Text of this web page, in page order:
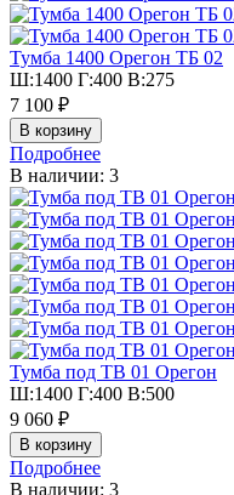
Тумба 1400 Орегон ТБ 02
Ш:1400 Г:400 В:275
7 100 ₽
Подробнее
В наличии: 3
Тумба под ТВ 01 Орегон
Ш:1400 Г:400 В:500
9 060 ₽
Подробнее
В наличии: 3